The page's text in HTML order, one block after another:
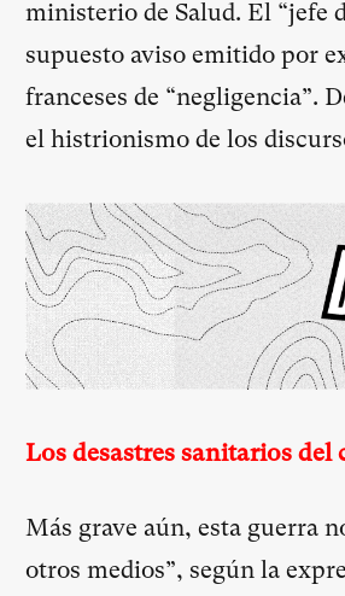
ministerio de Salud. El “jefe
supuesto aviso emitido por
franceses de “negligencia”.
el histrionismo de los
Los desastres sanitarios del
Más grave aún, esta guerra
otros medios”, según la